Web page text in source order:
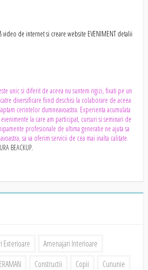
video de internet si creare website EVENIMENT detalii
unic si diferit de aceea nu suntem rigizi, fixati pe un
diversificare fiind deschisi la colaborare de aceea
cerintelor dumneavoastra. Experienta acumulata
la care am participat, cursuri si seminari de
profesionale de ultima generatie ne ajuta sa
sa va oferim servicii de cea mai inalta calitate.
BEACKUP.
Exterioare
Amenajari Interioare
Constructii Copii
Cununie